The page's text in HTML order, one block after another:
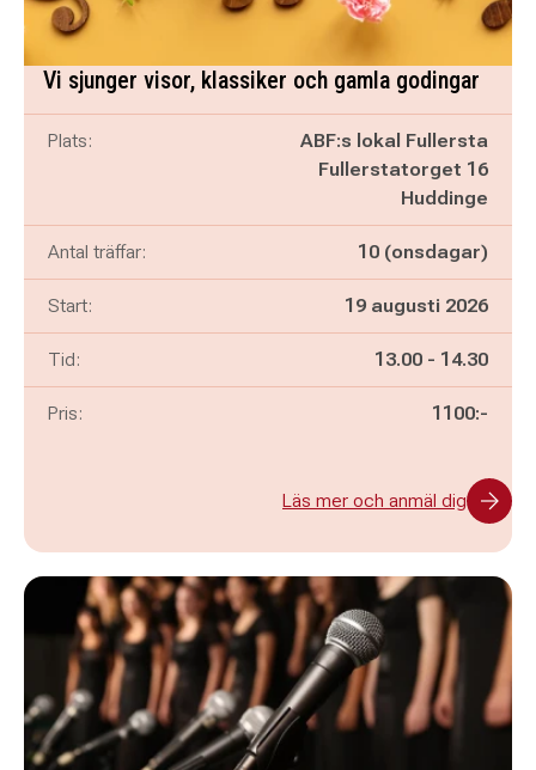
Vi sjunger visor, klassiker och gamla godingar
Plats:
ABF:s lokal Fullersta
Fullerstatorget 16
Huddinge
Antal träffar: 10 (onsdagar)
Start: 19 augusti 2026
Tid: Pågår mellan
13.00 - och
14.30
Pris: 1100:-
Läs mer och anmäl dig